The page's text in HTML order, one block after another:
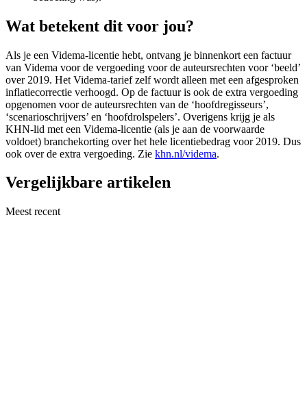
Wat betekent dit voor jou?
Als je een Videma-licentie hebt, ontvang je binnenkort een factuur
van Videma voor de vergoeding voor de auteursrechten voor ‘beeld’
over 2019. Het Videma-tarief zelf wordt alleen met een afgesproken
inflatiecorrectie verhoogd. Op de factuur is ook de extra vergoeding
opgenomen voor de auteursrechten van de ‘hoofdregisseurs’,
‘scenarioschrijvers’ en ‘hoofdrolspelers’. Overigens krijg je als
KHN-lid met een Videma-licentie (als je aan de voorwaarde
voldoet) branchekorting over het hele licentiebedrag voor 2019. Dus
ook over de extra vergoeding. Zie khn.nl/videma.
Vergelijkbare artikelen
Meest recent